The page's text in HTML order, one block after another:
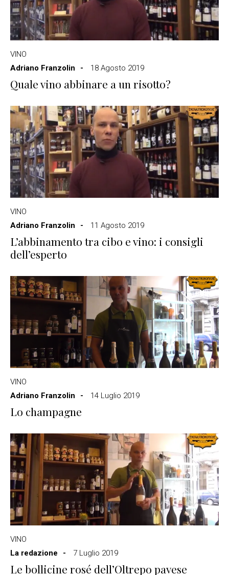
VINO
Adriano Franzolin
18 Agosto 2019
Quale vino abbinare a un risotto?
VINO
Adriano Franzolin
11 Agosto 2019
L’abbinamento tra cibo e vino: i consigli
dell’esperto
VINO
Adriano Franzolin
14 Luglio 2019
Lo champagne
VINO
La redazione
7 Luglio 2019
Le bollicine rosé dell’Oltrepo pavese